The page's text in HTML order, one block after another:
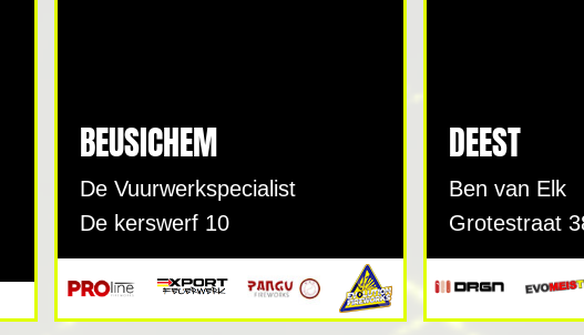
BEUSICHEM
De Vuurwerkspecialist
De kerswerf 10
DEEST
Ben van Elk
Grotestraat